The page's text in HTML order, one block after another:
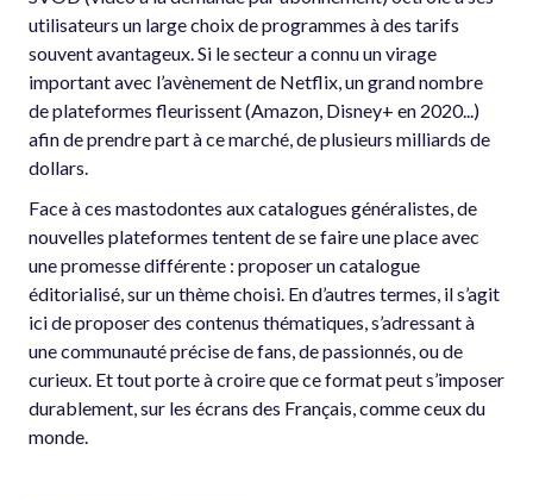
utilisateurs un large choix de programmes à des tarifs
souvent avantageux. Si le secteur a connu un virage
important avec l’avènement de Netflix, un grand nombre
de plateformes fleurissent (Amazon, Disney+ en 2020...)
afin de prendre part à ce marché, de plusieurs milliards de
dollars.
Face à ces mastodontes aux catalogues généralistes, de
nouvelles plateformes tentent de se faire une place avec
une promesse différente : proposer un catalogue
éditorialisé, sur un thème choisi. En d’autres termes, il s’agit
ici de proposer des contenus thématiques, s’adressant à
une communauté précise de fans, de passionnés, ou de
curieux. Et tout porte à croire que ce format peut s’imposer
durablement, sur les écrans des Français, comme ceux du
monde.